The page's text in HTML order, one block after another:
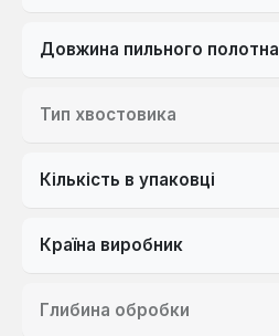
металеві труби
органічне скло
пластик
сталь
Довжина пильного полотна
Тип хвостовика
Кількість в упаковці
Країна виробник
Глибина обробки